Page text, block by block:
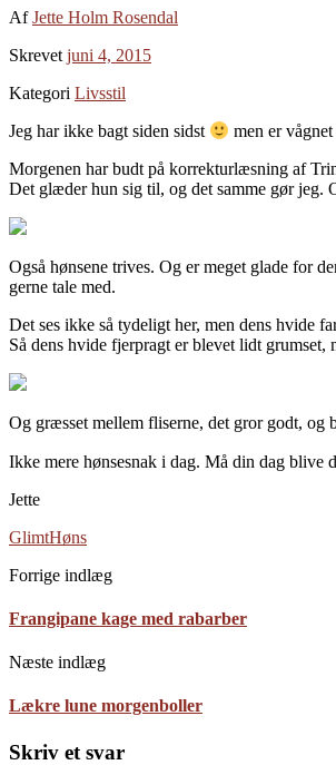
AfJette Holm Rosendal
Skrevet juni 4, 2015
Kategori Livsstil
Jeg har ikke bagt siden sidst
men er
Morgenen har budt på korrekturlæsning af
Det glæder hun sig til, og det samme gør jeg.
Også hønsene trives. Og er meget glade for
gerne tale med.
Det ses ikke så tydeligt her, men dens hvide
Så dens hvide fjerpragt er blevet lidt
Og græsset mellem fliserne, det gror godt,
Ikke mere hønsesnak i dag. Må din dag blive
Jette
GlimtHøns
Forrige indlæg
Frangipane kage med rabarber
Næste indlæg
Lækre lune morgenboller
Skriv et svar